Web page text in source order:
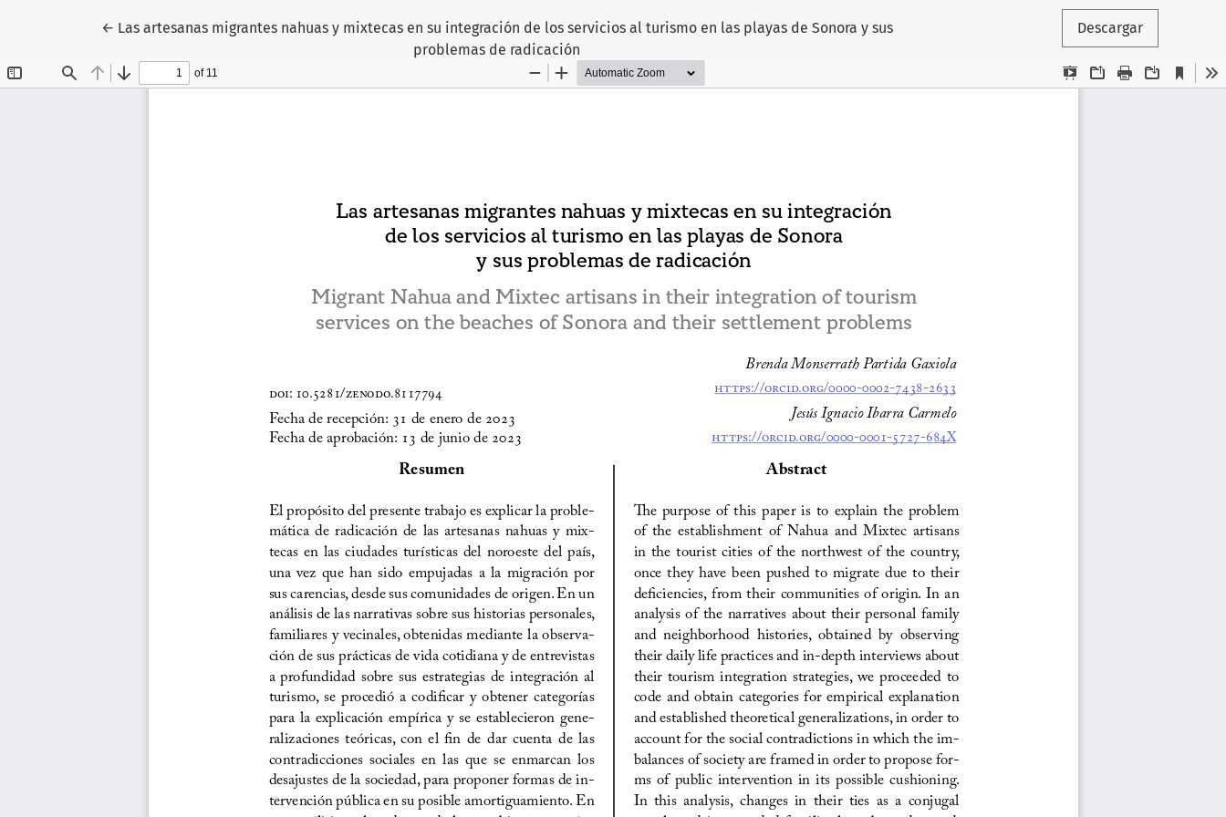
← Volver a los detalles del artículo
Las artesanas migrantes nahuas y mixtecas en su integración de los servicios al turismo en las playas de Sonora y sus
problemas de radicación
Descargar